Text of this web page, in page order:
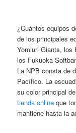
¿Cuántos equipos
de los principales
Yomiuri Giants, los
los Fukuoka
La NPB consta de
Pacífico. La
su color principal
tienda online que
mantiene hasta la